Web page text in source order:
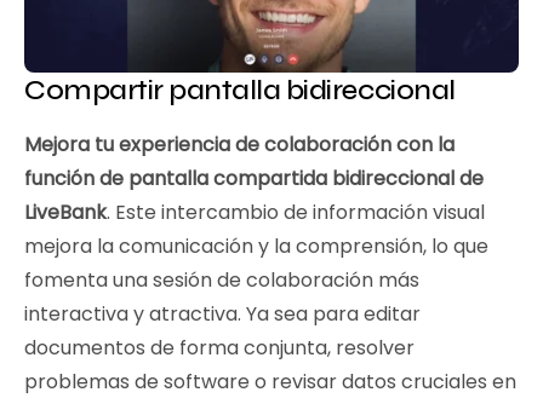
Compartir pantalla bidireccional
Mejora tu experiencia de colaboración con la
función de pantalla compartida bidireccional de
LiveBank. Este intercambio de información visual
mejora la comunicación y la comprensión, lo que
fomenta una sesión de colaboración más
interactiva y atractiva. Ya sea para editar
documentos de forma conjunta, resolver
problemas de software o revisar datos cruciales en